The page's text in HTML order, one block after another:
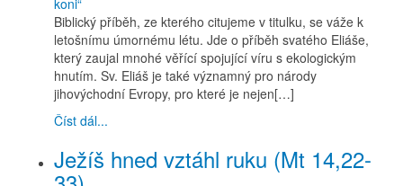
Biblický příběh, ze kterého citujeme v titulku, se váže k
letošnímu úmornému létu. Jde o příběh svatého Eliáše,
který zaujal mnohé věřící spojující víru s ekologickým
hnutím. Sv. Eliáš je také významný pro národy
jihovýchodní Evropy, pro které je nejen[…]
Číst dál...
Ježíš hned vztáhl ruku (Mt 14,22-